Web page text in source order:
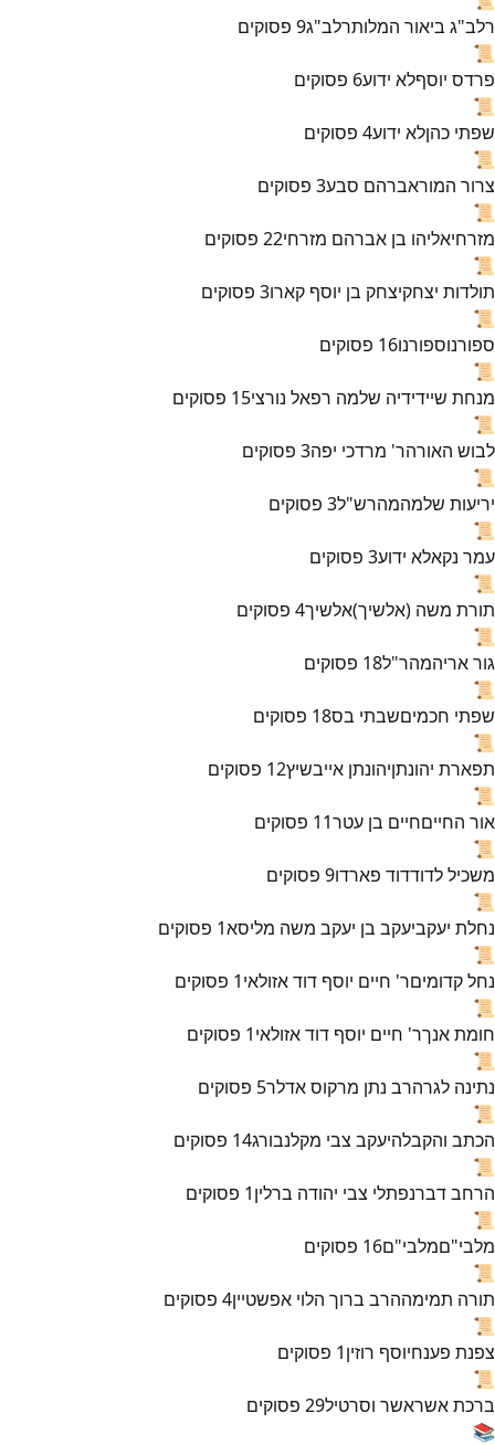
רלב"ג ביאור המלותרלב"ג9 פסוקים
📜
פרדס יוסףלא ידוע6 פסוקים
📜
שפתי כהןלא ידוע4 פסוקים
📜
צרור המוראברהם סבע3 פסוקים
📜
מזרחיאליהו בן אברהם מזרחי22 פסוקים
📜
תולדות יצחקיצחק בן יוסף קארו3 פסוקים
📜
ספורנוספורנו16 פסוקים
📜
מנחת שיידידיה שלמה רפאל נורצי15 פסוקים
📜
לבוש האורהר' מרדכי יפה3 פסוקים
📜
יריעות שלמהמהרש"ל3 פסוקים
📜
עמר נקאלא ידוע3 פסוקים
📜
תורת משה (אלשיך)אלשיך4 פסוקים
📜
גור אריהמהר"ל18 פסוקים
📜
שפתי חכמיםשבתי בס18 פסוקים
📜
תפארת יהונתןיהונתן אייבשיץ12 פסוקים
📜
אור החייםחיים בן עטר11 פסוקים
📜
משכיל לדודדוד פארדו9 פסוקים
📜
נחלת יעקביעקב בן יעקב משה מליסא1 פסוקים
📜
נחל קדומיםר' חיים יוסף דוד אזולאי1 פסוקים
📜
חומת אנךר' חיים יוסף דוד אזולאי1 פסוקים
📜
נתינה לגרהרב נתן מרקוס אדלר5 פסוקים
📜
הכתב והקבלהיעקב צבי מקלנבורג14 פסוקים
📜
הרחב דברנפתלי צבי יהודה ברלין1 פסוקים
📜
מלבי"םמלבי"ם16 פסוקים
📜
תורה תמימההרב ברוך הלוי אפשטיין4 פסוקים
📜
צפנת פענחיוסף רוזין1 פסוקים
📜
ברכת אשראשר וסרטיל29 פסוקים
📚